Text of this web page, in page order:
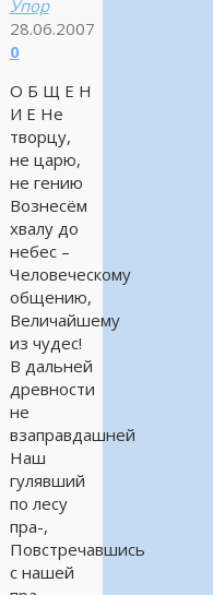
Упор
28.06.2007
0
О Б Щ Е Н
И Е Не
творцу,
не царю,
не гению
Вознесём
хвалу до
небес –
Человеческому
общению,
Величайшему
из чудес!
В дальней
древности
не
взаправдашней
Наш
гулявший
по лесу
пра-,
Повстречавшись
с нашей